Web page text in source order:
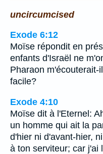
uncircumcised
Exode 6:12
Moïse répondit en
enfants d'Israël ne
Pharaon m'écouterait-
facile?
Exode 4:10
Moïse dit à l'Eternel:
un homme qui ait la
d'hier ni d'avant-hier,
à ton serviteur; car j'ai